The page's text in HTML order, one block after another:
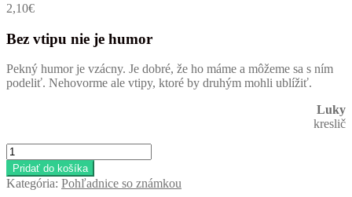
2,10€
Bez vtipu nie je humor
Pekný humor je vzácny. Je dobré, že ho máme a môžeme sa s ním
podeliť. Nehovorme ale vtipy, ktoré by druhým mohli ublížiť.
Luky
kreslič
množstvo
JAMA
Pridať do košíka
Kategória: Pohľadnice so známkou